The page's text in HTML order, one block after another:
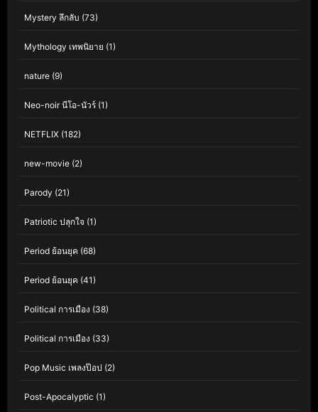
Mystery ลึกลับ (73)
Mythology เทพนิยาย (1)
nature (9)
Neo-noir นีโอ-นัวร์ (1)
NETFLIX (182)
new-movie (2)
Parody (21)
Patriotic ปลุกใจ (1)
Period ย้อนยุค (68)
Period ย้อนยุค (41)
Political การเมือง (38)
Political การเมือง (33)
Pop Music เพลงป๊อป (2)
Post-Apocalyptic (1)